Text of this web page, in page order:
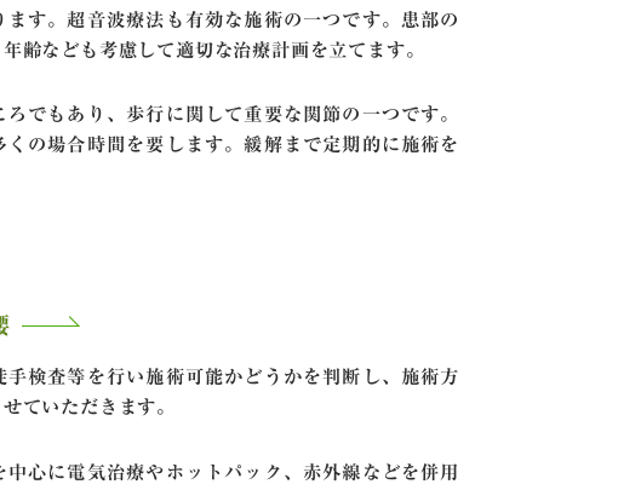
ます。超音波療法も有効な施術の一つです。患部の
齢なども考慮して適切な治療計画を立てます。
でもあり、歩行に関して重要な関節の一つです。
の場合時間を要します。緩解まで定期的に施術を
手検査等を行い施術可能かどうかを判断し、施術方
ていただきます。
心に電気治療やホットパック、赤外線などを併用